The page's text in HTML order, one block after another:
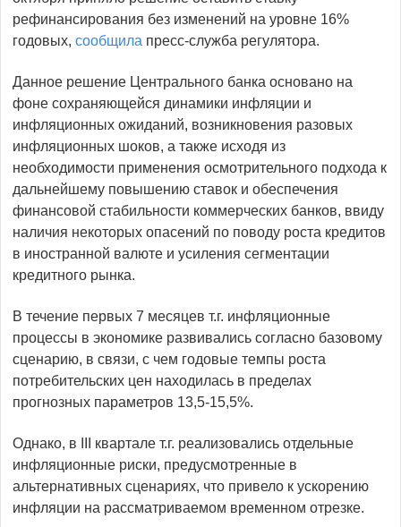
рефинансирования без изменений на уровне 16%
годовых, сообщила пресс-служба регулятора.
Данное решение Центрального банка основано на
фоне сохраняющейся динамики инфляции и
инфляционных ожиданий, возникновения разовых
инфляционных шоков, а также исходя из
необходимости применения осмотрительного подхода к
дальнейшему повышению ставок и обеспечения
финансовой стабильности коммерческих банков, ввиду
наличия некоторых опасений по поводу роста кредитов
в иностранной валюте и усиления сегментации
кредитного рынка.
В течение первых 7 месяцев т.г. инфляционные
процессы в экономике развивались согласно базовому
сценарию, в связи, с чем годовые темпы роста
потребительских цен находилась в пределах
прогнозных параметров 13,5-15,5%.
Однако, в III квартале т.г. реализовались отдельные
инфляционные риски, предусмотренные в
альтернативных сценариях, что привело к ускорению
инфляции на рассматриваемом временном отрезке.